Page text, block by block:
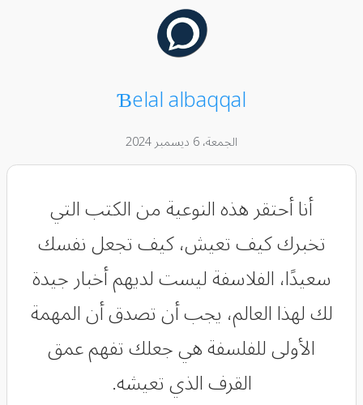
Ɓelal albaqqal
الجمعة، 6 ديسمبر 2024
أنا أحتقر هذه النوعية من الكتب التي
تخبرك كيف تعيش، كيف تجعل نفسك
سعيدًا، الفلاسفة ليست لديهم أخبار جيدة
لك لهذا العالم، يجب أن تصدق أن المهمة
الأولى للفلسفة هي جعلك تفهم عمق
القرف الذي تعيشه.